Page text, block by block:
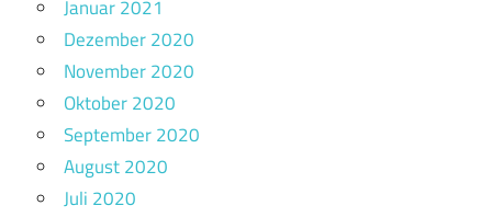
Januar 2021
Dezember 2020
November 2020
Oktober 2020
September 2020
August 2020
Juli 2020